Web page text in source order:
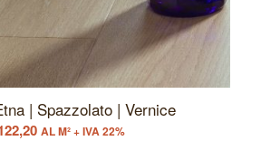
| Spazzolato | Vernice
AL M² + IVA 22%